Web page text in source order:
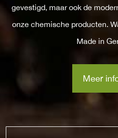
gevestigd, maar ook de
onze chemische producten.
Made in
Meer